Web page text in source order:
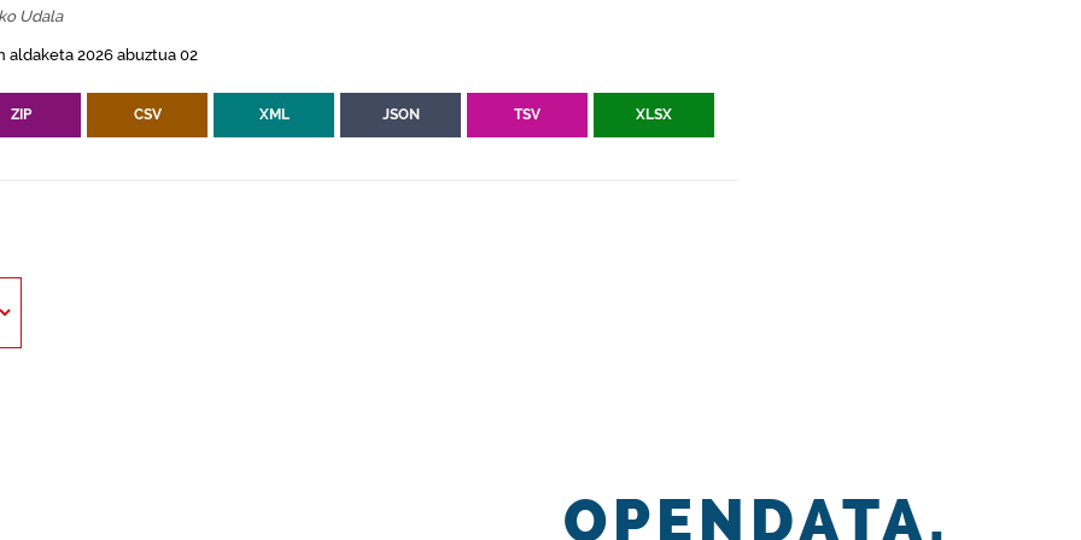
Udala
aldaketa 2026 abuztua 02
ZIP CSV XML JSON TSV XLSX
OPENDATA.